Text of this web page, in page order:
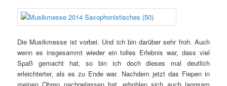
Die Musikmesse ist vorbei. Und ich bin darüber sehr froh. Auch
wenn es insgesammt wieder ein tolles Erlebnis war, dass viel
Spaß gemacht hat, so bin ich doch dieses mal deutlich
erleichterter, als es zu Ende war. Nachdem jetzt das Fiepen in